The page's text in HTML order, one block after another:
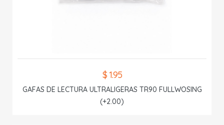
$ 1.95
GAFAS DE LECTURA ULTRALIGERAS TR90 FULLWOSING
(+2.00)